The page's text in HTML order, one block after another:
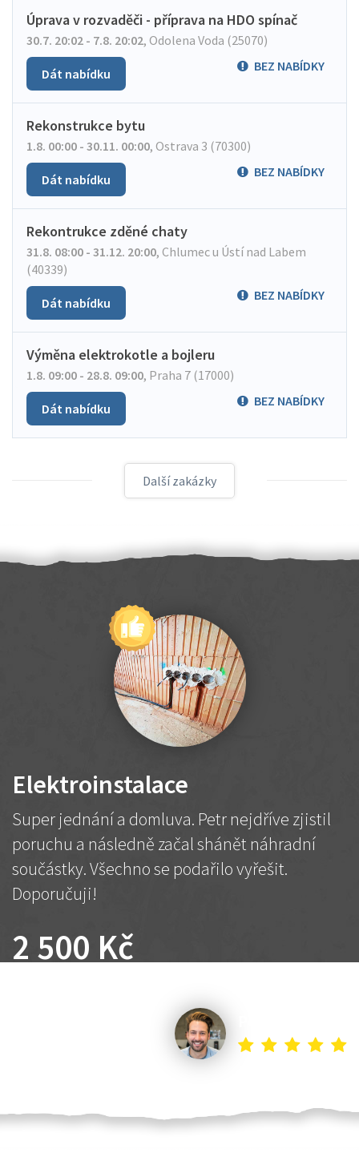
Úprava v rozvaděči - příprava na HDO spínač
30.7. 20:02 - 7.8. 20:02, Odolena Voda (25070)
BEZ NABÍDKY
Dát nabídku
Rekonstrukce bytu
1.8. 00:00 - 30.11. 00:00, Ostrava 3 (70300)
BEZ NABÍDKY
Dát nabídku
Rekontrukce zděné chaty
31.8. 08:00 - 31.12. 20:00, Chlumec u Ústí nad Labem
(40339)
BEZ NABÍDKY
Dát nabídku
Výměna elektrokotle a bojleru
1.8. 09:00 - 28.8. 09:00, Praha 7 (17000)
BEZ NABÍDKY
Dát nabídku
Další zakázky
Elektroinstalace
Super jednání a domluva. Petr nejdříve zjistil
poruchu a následně začal shánět náhradní
součástky. Všechno se podařilo vyřešit.
Doporučuji!
2 500 Kč